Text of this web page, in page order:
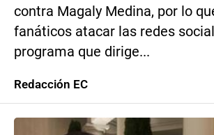
contra Magaly Medina, por lo
fanáticos atacar las redes
programa que dirige...
Redacción EC